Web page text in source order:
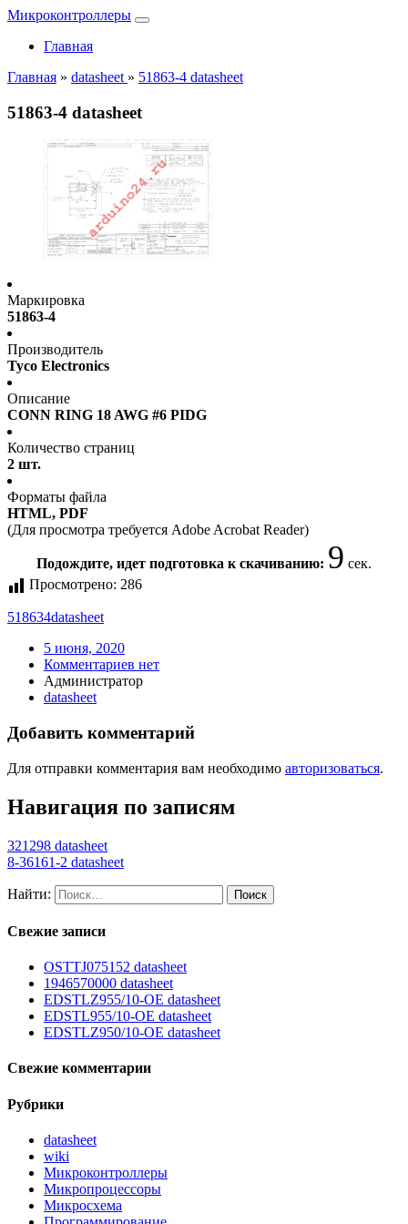
Микроконтроллеры
Главная
Главная » datasheet » 51863-4 datasheet
51863-4 datasheet
Маркировка
51863-4
Производитель
Tyco Electronics
Описание
CONN RING 18 AWG #6 PIDG
Количество страниц
2 шт.
Форматы файла
HTML, PDF
(Для просмотра требуется Adobe Acrobat Reader)
Подождите, идет подготовка к скачиванию: 9 сек.
Просмотрено: 286
518634datasheet
5 июня, 2020
Комментариев нет
Администратор
datasheet
Добавить комментарий
Для отправки комментария вам необходимо авторизоваться.
Навигация по записям
321298 datasheet
8-36161-2 datasheet
Найти:
Свежие записи
OSTTJ075152 datasheet
1946570000 datasheet
EDSTLZ955/10-OE datasheet
EDSTL955/10-OE datasheet
EDSTLZ950/10-OE datasheet
Свежие комментарии
Рубрики
datasheet
wiki
Микроконтроллеры
Микропроцессоры
Микросхема